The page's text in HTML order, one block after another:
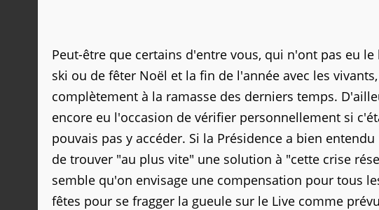
Peut-être que certains d'entre vous, qui n'ont pas eu
ski ou de fêter Noël et la fin de l'année avec les
complètement à la ramasse des derniers temps.
encore eu l'occasion de vérifier personnellement si
pouvais pas y accéder. Si la Présidence a bien
de trouver "au plus vite" une solution à "cette crise
semble qu'on envisage une compensation pour tous
fêtes pour se fragger la gueule sur le Live comme